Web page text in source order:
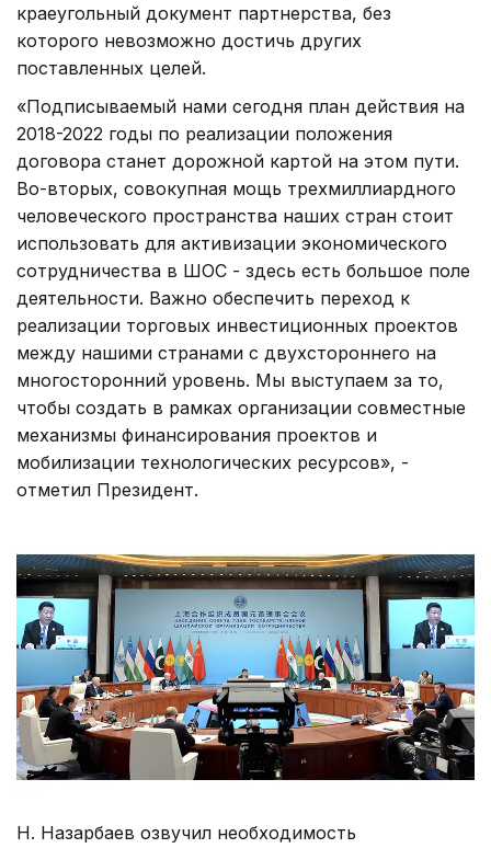
краеугольный документ партнерства, без
которого невозможно достичь других
поставленных целей.
«Подписываемый нами сегодня план действия на
2018-2022 годы по реализации положения
договора станет дорожной картой на этом пути.
Во-вторых, совокупная мощь трехмиллиардного
человеческого пространства наших стран стоит
использовать для активизации экономического
сотрудничества в ШОС - здесь есть большое поле
деятельности. Важно обеспечить переход к
реализации торговых инвестиционных проектов
между нашими странами с двухстороннего на
многосторонний уровень. Мы выступаем за то,
чтобы создать в рамках организации совместные
механизмы финансирования проектов и
мобилизации технологических ресурсов», -
отметил Президент.
Н. Назарбаев озвучил необходимость